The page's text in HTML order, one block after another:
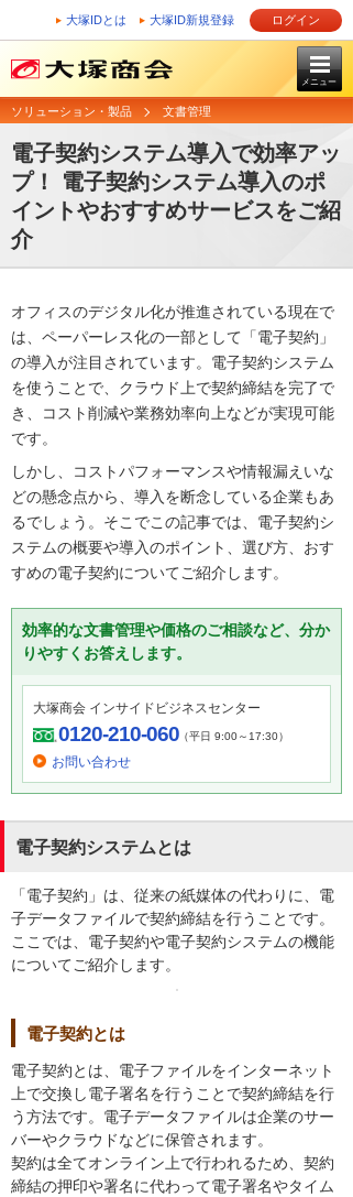
大塚IDとは 大塚ID新規登録 ログイン
メニュー
ソリューション・製品 文書管理
電子契約システム導入で効率アッ
プ！ 電子契約システム導入のポ
イントやおすすめサービスをご紹
介
オフィスのデジタル化が推進されている現在で
は、ペーパーレス化の一部として「電子契約」
の導入が注目されています。電子契約システム
を使うことで、クラウド上で契約締結を完了で
き、コスト削減や業務効率向上などが実現可能
です。
しかし、コストパフォーマンスや情報漏えいな
どの懸念点から、導入を断念している企業もあ
るでしょう。そこでこの記事では、電子契約シ
ステムの概要や導入のポイント、選び方、おす
すめの電子契約についてご紹介します。
効率的な文書管理や価格のご相談など、分か
りやすくお答えします。
大塚商会 インサイドビジネスセンター
0120-210-060（平日 9:00～17:30）
お問い合わせ
電子契約システムとは
「電子契約」は、従来の紙媒体の代わりに、電
子データファイルで契約締結を行うことです。
ここでは、電子契約や電子契約システムの機能
についてご紹介します。
電子契約とは
電子契約とは、電子ファイルをインターネット
上で交換し電子署名を行うことで契約締結を行
う方法です。電子データファイルは企業のサー
バーやクラウドなどに保管されます。
契約は全てオンライン上で行われるため、契約
締結の押印や署名に代わって電子署名やタイム